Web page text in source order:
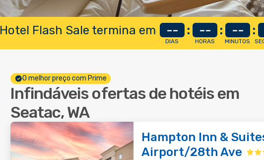
Hotel Flash Sale termina em --
DIAS
: --
HORAS
: --
MINUTOS
:
O melhor preço com Prime
Infindáveis ofertas de hotéis em
Seatac, WA
Hampton Inn &
Airport/28th Ave